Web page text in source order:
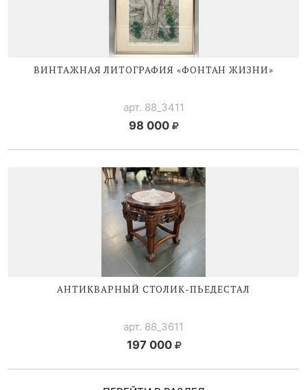
ВИНТАЖНАЯ ЛИТОГРАФИЯ «ФОНТАН ЖИЗНИ»
арт. 88_3411
98 000
АНТИКВАРНЫЙ СТОЛИК-ПЬЕДЕСТАЛ
арт. 88_3611
197 000